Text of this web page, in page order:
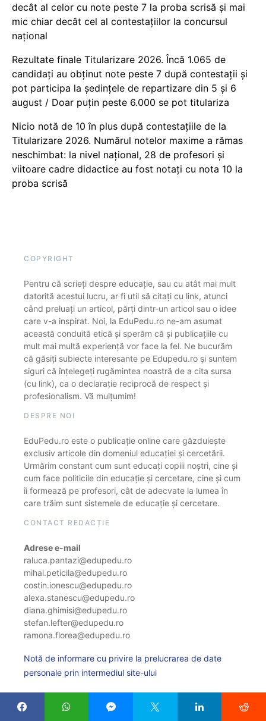
decât al celor cu note peste 7 la proba scrisă și mai
mic chiar decât cel al contestațiilor la concursul
național
Rezultate finale Titularizare 2026. Încă 1.065 de
candidați au obținut note peste 7 după contestații și
pot participa la ședințele de repartizare din 5 și 6
august / Doar puțin peste 6.000 se pot titulariza
Nicio notă de 10 în plus după contestațiile de la
Titularizare 2026. Numărul notelor maxime a rămas
neschimbat: la nivel național, 28 de profesori și
viitoare cadre didactice au fost notați cu nota 10 la
proba scrisă
COPYRIGHT
Pentru că scrieți despre educație, sau cu atât mai mult
datorită acestui lucru, ar fi util să citați cu link, atunci
când preluați un articol, părți dintr-un articol sau o idee
care v-a inspirat. Noi, la EduPedu.ro ne-am asumat
această conduită etică și sperăm că și publicațiile cu
mult mai multă experiență vor face la fel. Ne bucurăm
că găsiți subiecte interesante pe Edupedu.ro și suntem
siguri că înțelegeți rugămintea noastră de a cita sursa
(cu link), ca o declarație reciprocă de respect și
profesionalism. Vă mulțumim!
DESPRE NOI
EduPedu.ro este o publicație online care găzduiește
exclusiv articole din domeniul educației și cercetării.
Urmărim constant cum sunt educați copiii noștri, cine și
cum face politicile din educație și cercetare, cine și cum
îi formează pe profesori, cât de adecvate la lumea în
care trăim sunt sistemele de educație și cercetare.
CONTACT REDACȚIE
Adrese e-mail
raluca.pantazi@edupedu.ro
mihai.peticila@edupedu.ro
costin.ionescu@edupedu.ro
alexa.stanescu@edupedu.ro
diana.ghimisi@edupedu.ro
stefan.lefter@edupedu.ro
ramona.florea@edupedu.ro
Notă de informare cu privire la prelucrarea de date
personale prin intermediul site-ului